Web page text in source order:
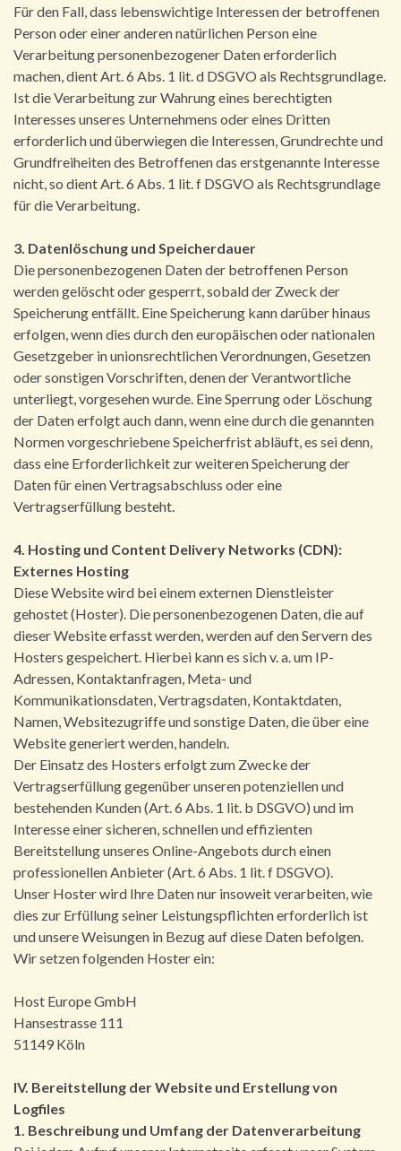
Für den Fall, dass lebenswichtige Interessen der betroffenen
Person oder einer anderen natürlichen Person eine
Verarbeitung personenbezogener Daten erforderlich
machen, dient Art. 6 Abs. 1 lit. d DSGVO als Rechtsgrundlage.
Ist die Verarbeitung zur Wahrung eines berechtigten
Interesses unseres Unternehmens oder eines Dritten
erforderlich und überwiegen die Interessen, Grundrechte und
Grundfreiheiten des Betroffenen das erstgenannte Interesse
nicht, so dient Art. 6 Abs. 1 lit. f DSGVO als Rechtsgrundlage
für die Verarbeitung.
3. Datenlöschung und Speicherdauer
Die personenbezogenen Daten der betroffenen Person
werden gelöscht oder gesperrt, sobald der Zweck der
Speicherung entfällt. Eine Speicherung kann darüber hinaus
erfolgen, wenn dies durch den europäischen oder nationalen
Gesetzgeber in unionsrechtlichen Verordnungen, Gesetzen
oder sonstigen Vorschriften, denen der Verantwortliche
unterliegt, vorgesehen wurde. Eine Sperrung oder Löschung
der Daten erfolgt auch dann, wenn eine durch die genannten
Normen vorgeschriebene Speicherfrist abläuft, es sei denn,
dass eine Erforderlichkeit zur weiteren Speicherung der
Daten für einen Vertragsabschluss oder eine
Vertragserfüllung besteht.
4. Hosting und Content Delivery Networks (CDN):
Externes Hosting
Diese Website wird bei einem externen Dienstleister
gehostet (Hoster). Die personenbezogenen Daten, die auf
dieser Website erfasst werden, werden auf den Servern des
Hosters gespeichert. Hierbei kann es sich v. a. um IP-
Adressen, Kontaktanfragen, Meta- und
Kommunikationsdaten, Vertragsdaten, Kontaktdaten,
Namen, Websitezugriffe und sonstige Daten, die über eine
Website generiert werden, handeln.
Der Einsatz des Hosters erfolgt zum Zwecke der
Vertragserfüllung gegenüber unseren potenziellen und
bestehenden Kunden (Art. 6 Abs. 1 lit. b DSGVO) und im
Interesse einer sicheren, schnellen und effizienten
Bereitstellung unseres Online-Angebots durch einen
professionellen Anbieter (Art. 6 Abs. 1 lit. f DSGVO).
Unser Hoster wird Ihre Daten nur insoweit verarbeiten, wie
dies zur Erfüllung seiner Leistungspflichten erforderlich ist
und unsere Weisungen in Bezug auf diese Daten befolgen.
Wir setzen folgenden Hoster ein:
Host Europe GmbH
Hansestrasse 111
51149 Köln
IV. Bereitstellung der Website und Erstellung von
Logfiles
1. Beschreibung und Umfang der Datenverarbeitung